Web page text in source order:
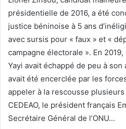
présidentielle de 2016, a été
justice béninoise à 5 ans
avec sursis pour « faux » et «
campagne électorale ». En
Yayi avait échappé de peu à
avait été encerclée par les
appeler à la rescousse plusieurs
CEDEAO, le président français
Secrétaire Général de l’ONU…